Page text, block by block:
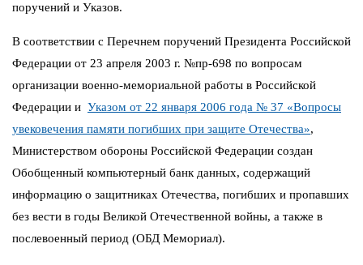
поручений и Указов.
В соответствии с Перечнем поручений Президента Российской
Федерации от 23 апреля 2003 г. №пр-698 по вопросам
организации военно-мемориальной работы в Российской
Федерации и Указом от 22 января 2006 года № 37 «Вопросы
увековечения памяти погибших при защите Отечества»,
Министерством обороны Российской Федерации создан
Обобщенный компьютерный банк данных, содержащий
информацию о защитниках Отечества, погибших и пропавших
без вести в годы Великой Отечественной войны, а также в
послевоенный период (ОБД Мемориал).